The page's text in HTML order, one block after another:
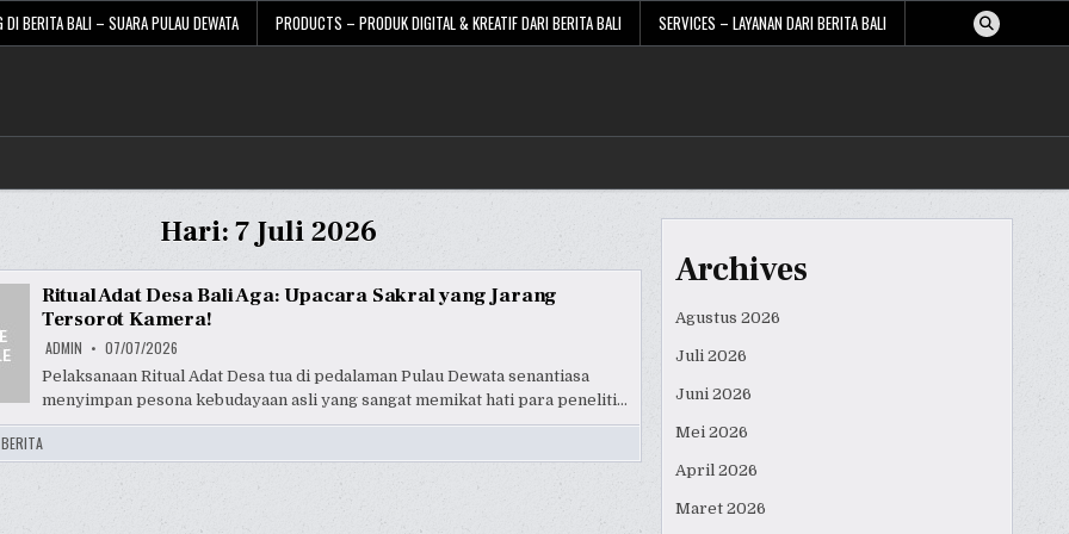
DI BERITA BALI – SUARA PULAU DEWATA PRODUCTS – PRODUK DIGITAL & KREATIF DARI BERITA BALI SERVICES – LAYANAN DARI BERITA BALI
Hari:7 Juli 2026
Ritual Adat Desa Bali Aga: Upacara Sakral yang Jarang
Tersorot Kamera!
ADMIN 07/07/2026
Pelaksanaan Ritual Adat Desa tua di pedalaman Pulau Dewata senantiasa
menyimpan pesona kebudayaan asli yang sangat memikat hati para peneliti…
BERITA
Archives
Agustus 2026
Juli 2026
Juni 2026
Mei 2026
April 2026
Maret 2026